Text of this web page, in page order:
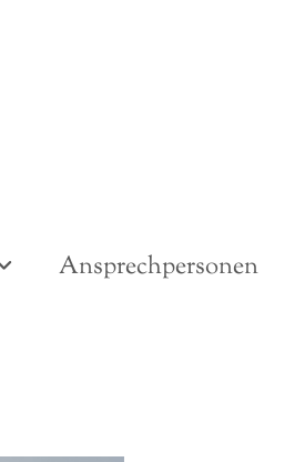
Ansprechpersonen